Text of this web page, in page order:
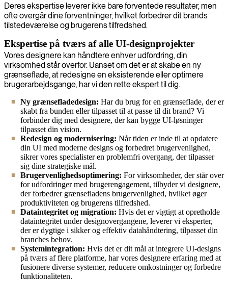
Deres ekspertise leverer ikke bare forventede resultater, men
ofte overgår dine forventninger, hvilket forbedrer dit brands
tilstedeværelse og brugerens tilfredshed.
Ekspertise på tværs af alle UI-designprojekter
Vores designere kan håndtere enhver udfordring, din
virksomhed står overfor. Uanset om det er at skabe en ny
grænseflade, at redesigne en eksisterende eller optimere
brugerarbejdsgange, har vi den rette ekspert til dig.
Ny grænsefladedesign: Har du brug for en grænseflade, der er
skabt fra bunden eller tilpasset til at passe til dit brand? Vi
forbinder dig med designere, der kan bygge UI-løsninger
tilpasset din vision.
Redesign og modernisering: Når tiden er inde til at opdatere
din UI med moderne designs og forbedret brugervenlighed,
sikrer vores specialister en problemfri overgang, der tilpasser
sig dine strategiske mål.
Brugervenlighedsoptimering: For virksomheder, der står over
for udfordringer med brugerengagement, tilbyder vi designere,
der forbedrer grænsefladens brugervenlighed, hvilket øger
produktiviteten og brugerens tilfredshed.
Dataintegritet og migration: Hvis det er vigtigt at opretholde
dataintegritet under designovergangene, leverer vi eksperter,
der er dygtige i sikker og effektiv datahåndtering, tilpasset din
branches behov.
Systemintegration: Hvis det er dit mål at integrere UI-designs
på tværs af flere platforme, har vores designere erfaring med at
fusionere diverse systemer, reducere omkostninger og forbedre
funktionaliteten.